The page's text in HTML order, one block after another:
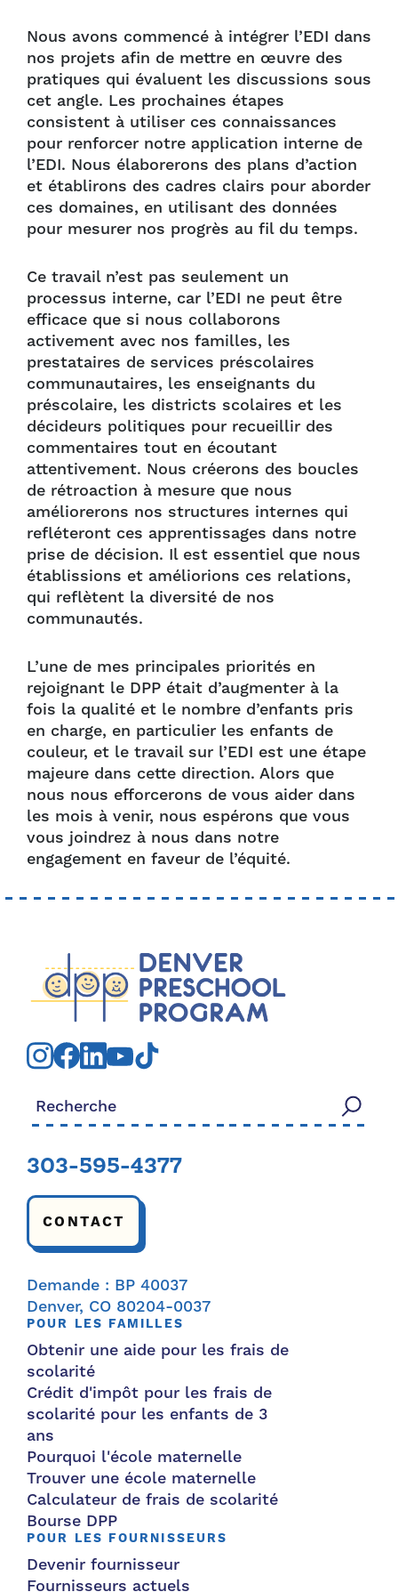
Nous avons commencé à intégrer l’EDI dans
nos projets afin de mettre en œuvre des
pratiques qui évaluent les discussions sous
cet angle. Les prochaines étapes
consistent à utiliser ces connaissances
pour renforcer notre application interne de
l’EDI. Nous élaborerons des plans d’action
et établirons des cadres clairs pour aborder
ces domaines, en utilisant des données
pour mesurer nos progrès au fil du temps.
Ce travail n’est pas seulement un
processus interne, car l’EDI ne peut être
efficace que si nous collaborons
activement avec nos familles, les
prestataires de services préscolaires
communautaires, les enseignants du
préscolaire, les districts scolaires et les
décideurs politiques pour recueillir des
commentaires tout en écoutant
attentivement. Nous créerons des boucles
de rétroaction à mesure que nous
améliorerons nos structures internes qui
refléteront ces apprentissages dans notre
prise de décision. Il est essentiel que nous
établissions et améliorions ces relations,
qui reflètent la diversité de nos
communautés.
L’une de mes principales priorités en
rejoignant le DPP était d’augmenter à la
fois la qualité et le nombre d’enfants pris
en charge, en particulier les enfants de
couleur, et le travail sur l’EDI est une étape
majeure dans cette direction. Alors que
nous nous efforcerons de vous aider dans
les mois à venir, nous espérons que vous
vous joindrez à nous dans notre
engagement en faveur de l’équité.
Rechercher:
303-595-4377
CONTACT
Demande : BP 40037
Denver, CO 80204-0037
POUR LES FAMILLES
Obtenir une aide pour les frais de
scolarité
Crédit d'impôt pour les frais de
scolarité pour les enfants de 3
ans
Pourquoi l'école maternelle
Trouver une école maternelle
Calculateur de frais de scolarité
Bourse DPP
POUR LES FOURNISSEURS
Devenir fournisseur
Fournisseurs actuels